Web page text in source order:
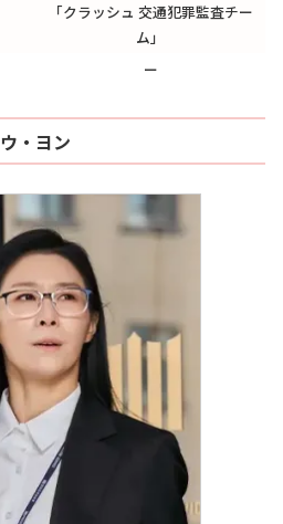
「クラッシュ 交通犯罪監査チー
ム」
ー
ウ・ヨン